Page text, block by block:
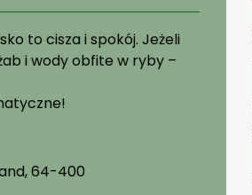
to cisza i spokój. Jeżeli
i wody obfite w ryby –
64-400